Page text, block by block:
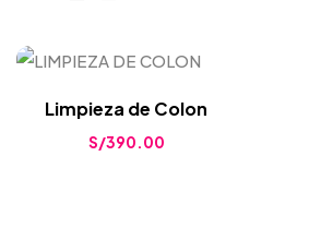
Limpieza de Colon
S/390.00